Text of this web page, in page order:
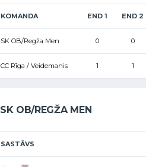
KOMANDA END 1 END 2
SK OB/Regža Men 0 0
CC Rīga / Veidemanis 1 1
SK OB/REGŽA MEN
SASTĀVS